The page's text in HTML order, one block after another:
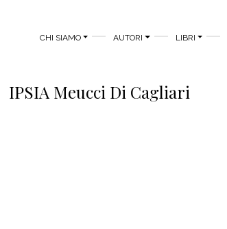
MAIN MENU
CHI SIAMO AUTORI LIBRI
IPSIA Meucci Di Cagliari